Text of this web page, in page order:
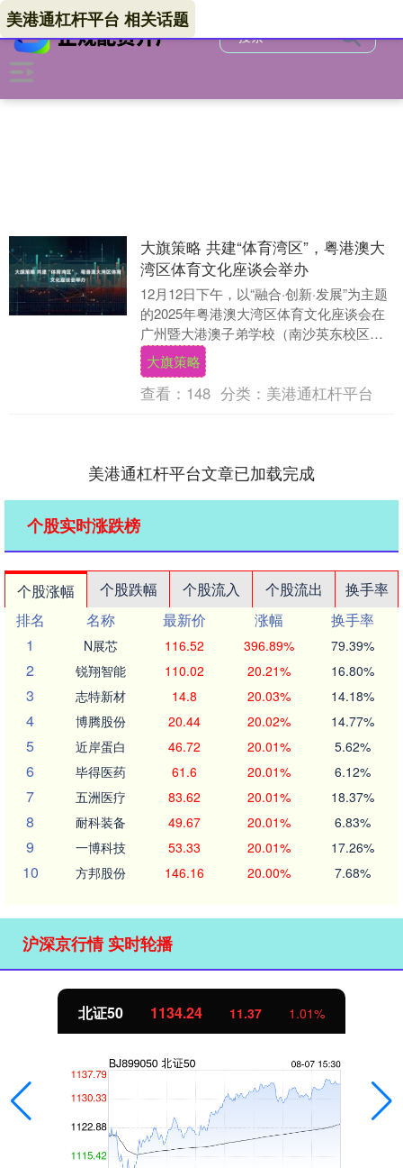
美港通杠杆平台 相关话题
大旗策略 共建“体育湾区”，粤港澳大
湾区体育文化座谈会举办
12月12日下午，以“融合·创新·发展”为主题
的2025年粤港澳大湾区体育文化座谈会在
广州暨大港澳子弟学校（南沙英东校区）
成功举办。活动由粤港澳大湾区体育文化
研....
大旗策略
查看： 148 分类： 美港通杠杆平台
美港通杠杆平台文章已加载完成
个股实时涨跌榜
个股涨幅 个股跌幅 个股流入 个股流出
换手率
排名
名称 最新价 涨幅
换手率
1
N展芯 116.52 396.89% 79.39%
2 锐翔智能 110.02 20.21% 16.80%
3 志特新材 14.8 20.03% 14.18%
4 博腾股份 20.44 20.02% 14.77%
5 近岸蛋白 46.72 20.01% 5.62%
6 毕得医药 61.6 20.01% 6.12%
7 五洲医疗 83.62 20.01% 18.37%
8 耐科装备 49.67 20.01% 6.83%
9 一博科技 53.33 20.01% 17.26%
10 方邦股份 146.16 20.00% 7.68%
沪深京行情 实时轮播
北证50 1134.24 11.37 1.01%